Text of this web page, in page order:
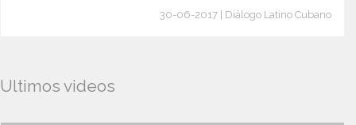
30-06-2017 | Diálogo Latino Cubano
Ultimos videos